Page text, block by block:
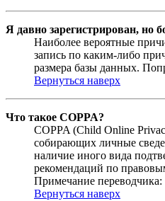
Я давно зарегистрирован, но
Наиболее вероятные
запись по каким-либо
размера базы данных.
Вернуться наверх
Что такое COPPA?
COPPA (Child Online
собирающих личные
наличие иного вида
рекомендаций по
Примечание
Вернуться наверх